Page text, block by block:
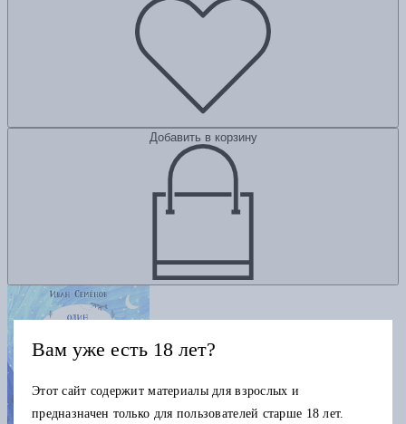
Добавить в корзину
Вам уже есть 18 лет?
Этот сайт содержит материалы для взрослых и
предназначен только для пользователей старше 18 лет.